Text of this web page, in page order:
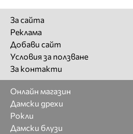
За сайта
Реклама
Добави сайт
Условия за ползване
За контакти
Онлайн магазин
Дамски дрехи
Рокли
Дамски блузи